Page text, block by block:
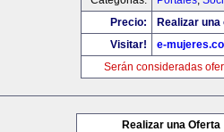
Precio:
Realizar
Visitar!
e-
Serán consideradas
Realizar una Oferta